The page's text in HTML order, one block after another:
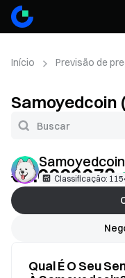
Início Previsão de
Samoyedcoin
Preço
Samoyedcoin
Classificação:
€0.0002073
Qual É O Seu